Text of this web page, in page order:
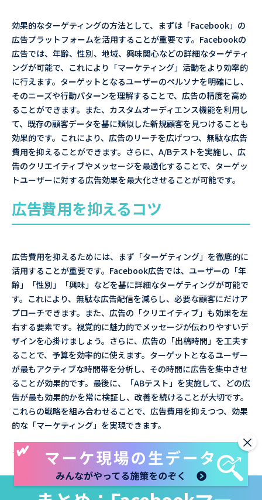
効果的なターゲティングの方法として、まずは「Facebook」の
広告プラットフォームを活用することが重要です。Facebookの
広告では、年齢、性別、地域、興味関心などの詳細なターゲティ
ングが可能で、これにより「マーケティング」活動をより効率的
に行えます。ターゲットとなるユーザーのペルソナを明確にし、
そのニーズや行動パターンを理解することで、広告の精度を高め
ることができます。また、カスタムオーディエンス機能を利用し
て、既存の顧客データを基に類似した新規顧客を見つけることも
効果的です。これにより、広告のリーチを広げつつ、無駄な広告
費用を抑えることができます。さらに、A/Bテストを実施し、広
告のクリエイティブやメッセージを最適化することで、ターゲッ
トユーザーに対する広告効果を最大化させることが可能です。
広告費用を抑えるコツ
広告費用を抑えるためには、まず「ターゲティング」を徹底的に
活用することが重要です。Facebook広告では、ユーザーの「年
齢」「性別」「興味」などを基に詳細なターゲティングが可能で
す。これにより、無駄な広告配信を減らし、必要な顧客にだけア
プローチできます。また、広告の「クリエイティブ」も効果を左
右する要素です。視覚的に魅力的でメッセージが伝わりやすいデ
ザインを心掛けましょう。さらに、広告の「出稿時間」を工夫す
ることで、予算を効率的に使えます。ターゲットとなるユーザー
が最もアクティブな時間帯を分析し、その時間に広告を集中させ
ることが効果的です。最後に、「ABテスト」を実施して、どの広
告が最も効果的かを常に検証し、改善を続けることが大切です。
これらの戦略を組み合わせることで、広告費用を抑えつつ、効果
的な「マーケティング」を実現できます。
×